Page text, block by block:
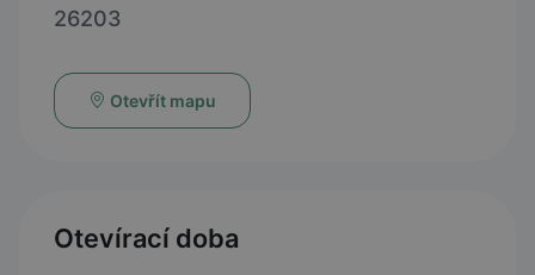
26203
Otevřít mapu
Otevírací doba